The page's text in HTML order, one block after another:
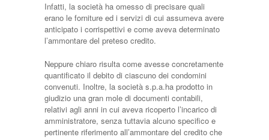
Infatti, la società ha omesso di precisare quali
erano le forniture ed i servizi di cui assumeva avere
anticipato i corrispettivi e come aveva determinato
l’ammontare del preteso credito.
Neppure chiaro risulta come avesse concretamente
quantificato il debito di ciascuno dei condomini
convenuti. Inoltre, la società s.p.a.ha prodotto in
giudizio una gran mole di documenti contabili,
relativi agli anni in cui aveva ricoperto l’incarico di
amministratore, senza tuttavia alcuno specifico e
pertinente riferimento all’ammontare del credito che